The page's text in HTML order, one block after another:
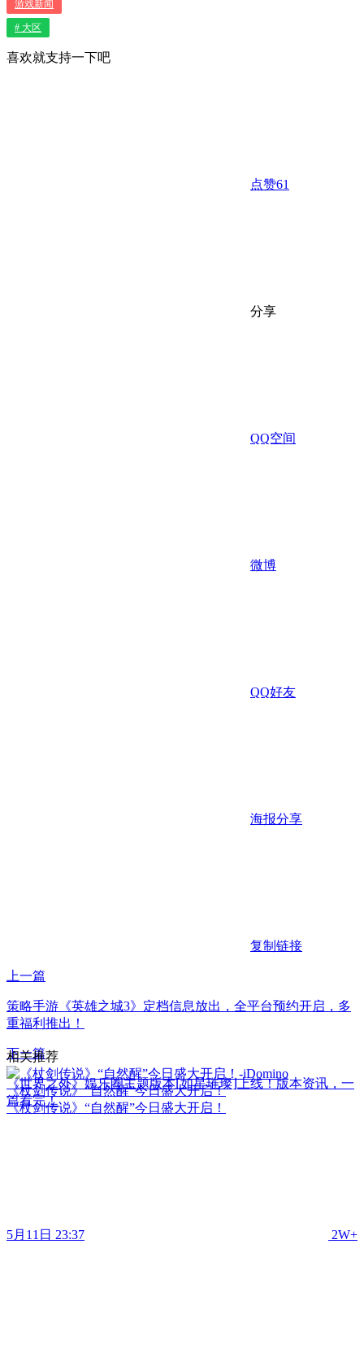
游戏新闻
# 大区
喜欢就支持一下吧
点赞61
分享
QQ空间
微博
QQ好友
海报分享
复制链接
上一篇
策略手游《英雄之城3》定档信息放出，全平台预约开启，多
重福利推出！
下一篇
《世界之外》娱乐圈主题版本⌈如星璀璨⌋上线！版本资讯，一
篇看完！
相关推荐
《杖剑传说》“自然醒”今日盛大开启！
《杖剑传说》“自然醒”今日盛大开启！
5月11日 23:37 2W+